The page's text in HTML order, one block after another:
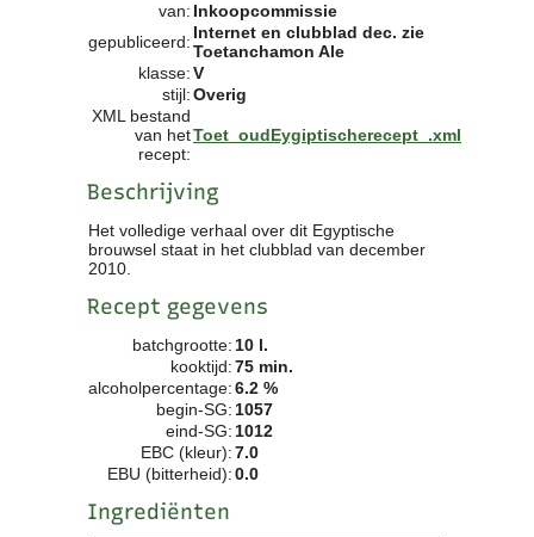
van: Inkoopcommissie
gepubliceerd: Internet en clubblad dec. zie
Toetanchamon Ale
klasse:V
stijl:Overig
XML bestand
van het
recept:
Toet_oudEygiptischerecept_.xml
Beschrijving
Het volledige verhaal over dit Egyptische
brouwsel staat in het clubblad van december
2010.
Recept gegevens
batchgrootte: 10 l.
kooktijd:75 min.
alcoholpercentage:6.2 %
begin-SG: 1057
eind-SG: 1012
EBC (kleur):7.0
EBU (bitterheid):0.0
Ingrediënten
Home
Vereniging
Clubkalender
Informatie
Bestuur
- Historie
Privacyverklaring
Commissies
Polderbok
Wedstrijduitslagen
Prijzen
- Keurmeesters